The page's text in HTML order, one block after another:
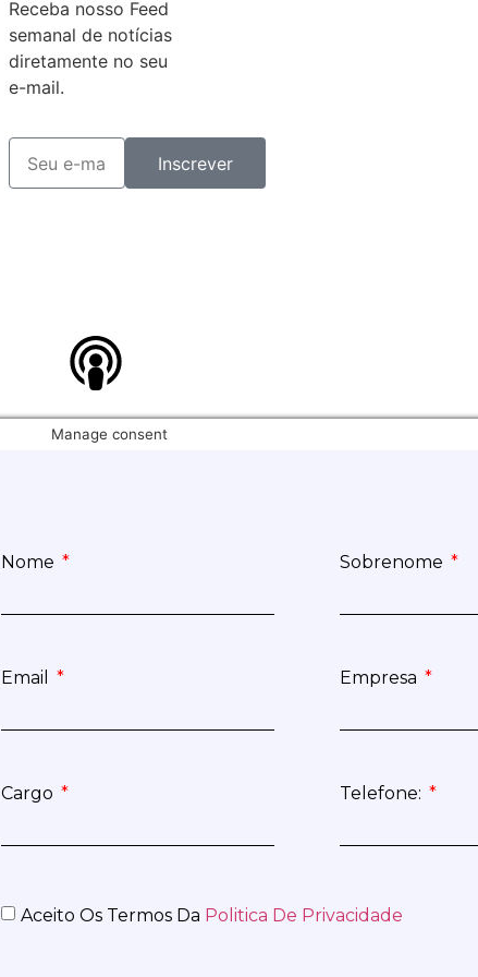
Receba nosso Feed
semanal de notícias
diretamente no seu
e-mail.
Inscrever
Manage consent
Nome Sobrenome
Email Empresa
Cargo Telefone:
Aceito Os Termos Da Politica De Privacidade